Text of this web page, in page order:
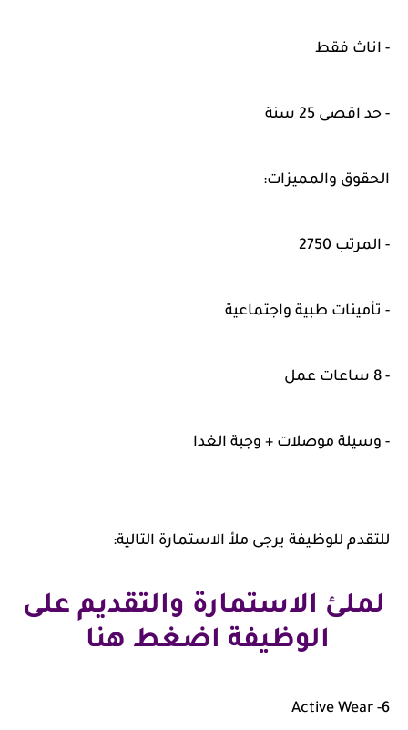
- اناث فقط
- حد اقصى 25 سنة
الحقوق والمميزات:
- المرتب 2750
- تأمينات طبية واجتماعية
- 8 ساعات عمل
- وسيلة موصلات + وجبة الغدا
للتقدم للوظيفة يرجى ملأ الاستمارة التالية:
لملئ الاستمارة والتقديم على
الوظيفة اضغط هنا
6- Active Wear